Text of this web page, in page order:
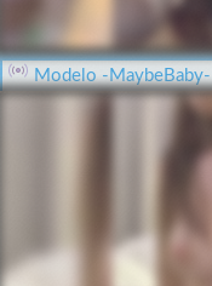
Modelo -MaybeBaby-